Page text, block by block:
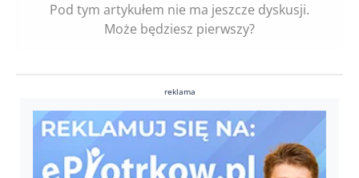
Pod tym artykułem nie ma jeszcze dyskusji.
Może będziesz pierwszy?
reklama